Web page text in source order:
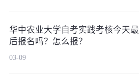
华中农业大学自考实践考核今天最
后报名吗？怎么报？
03-09